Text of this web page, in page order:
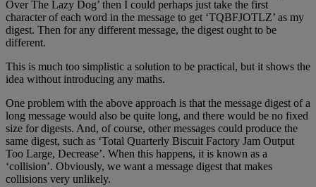
Over The Lazy Dog’ then I could perhaps just take the first
character of each word in the message to get ‘TQBFJOTLZ’ as my
digest. Then for any different message, the digest ought to be
different.
This is much too simplistic a solution to be practical, but it shows the
idea without introducing any maths.
One problem with the above approach is that the message digest of a
long message would also be quite long, and there would be no fixed
size for digests. And, of course, other messages could produce the
same digest, such as ‘Total Quarterly Biscuit Factory Jam Output
Too Large, Decrease’. When this happens, it is known as a
‘collision’. Obviously, we want a message digest that makes
collisions very unlikely.